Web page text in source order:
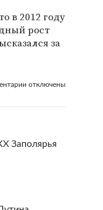
в 2012 году
рост
за
отключены
Заполярья